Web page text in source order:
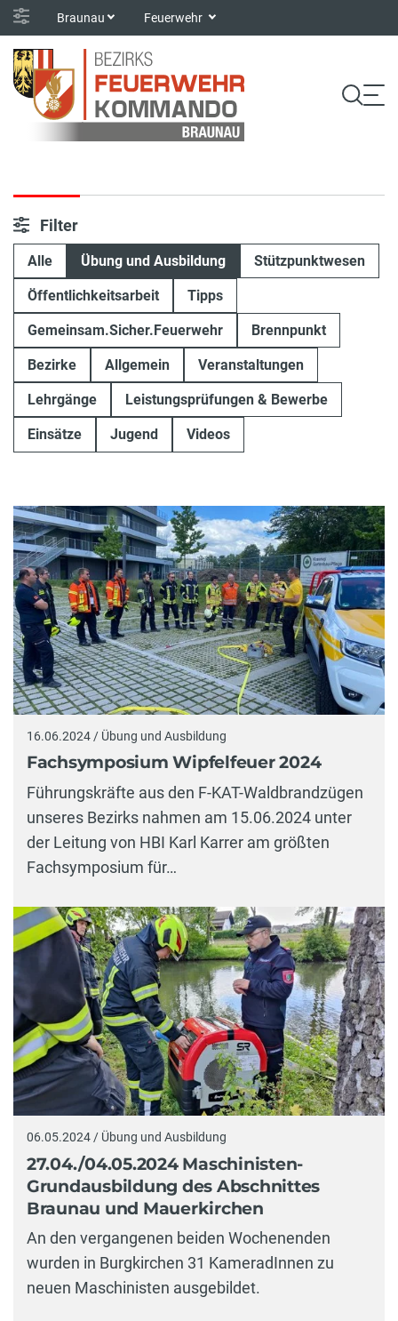
Braunau Feuerwehr
Filter
Alle Übung und Ausbildung Stützpunktwesen
Öffentlichkeitsarbeit Tipps
Gemeinsam.Sicher.Feuerwehr Brennpunkt
Bezirke Allgemein Veranstaltungen
Lehrgänge Leistungsprüfungen & Bewerbe
Einsätze Jugend Videos
16.06.2024 / Übung und Ausbildung
Fachsymposium Wipfelfeuer 2024
Führungskräfte aus den F-KAT-Waldbrandzügen
unseres Bezirks nahmen am 15.06.2024 unter
der Leitung von HBI Karl Karrer am größten
Fachsymposium für…
06.05.2024 / Übung und Ausbildung
27.04./04.05.2024 Maschinisten-
Grundausbildung des Abschnittes
Braunau und Mauerkirchen
An den vergangenen beiden Wochenenden
wurden in Burgkirchen 31 KameradInnen zu
neuen Maschinisten ausgebildet.